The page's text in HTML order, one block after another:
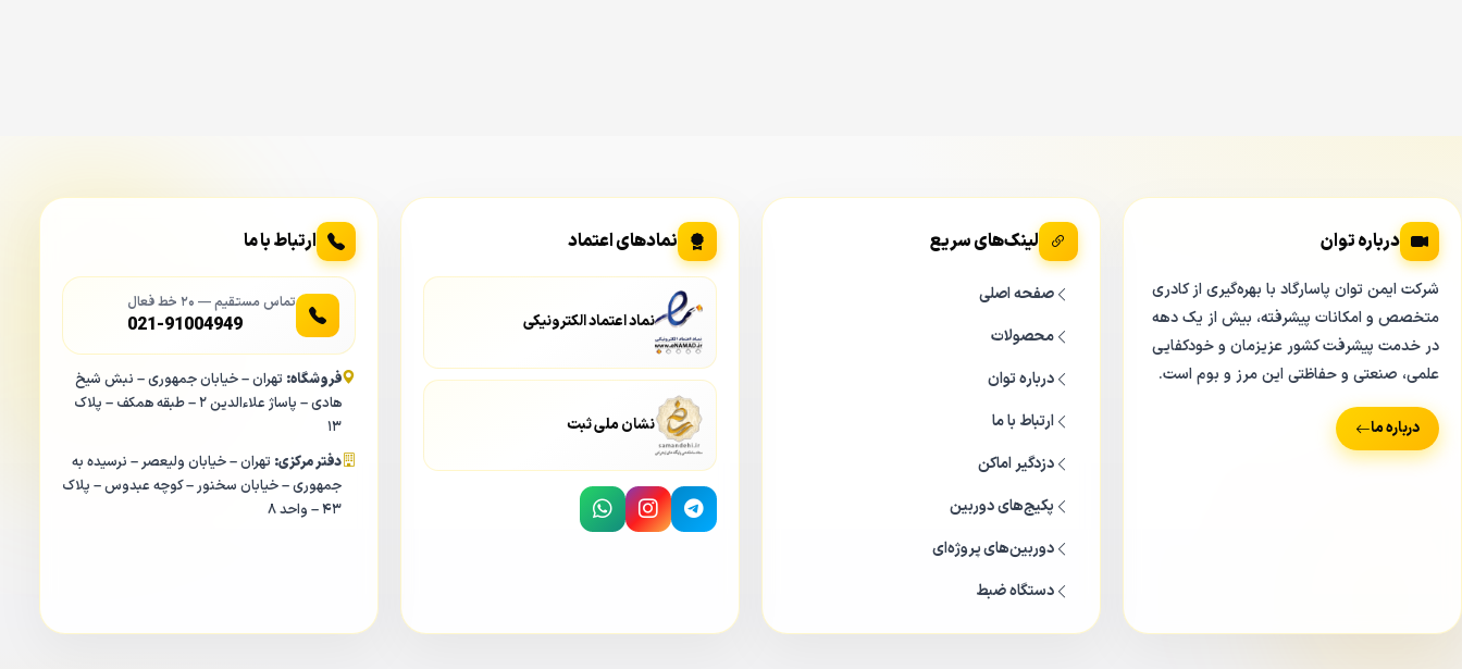
درباره توان
شرکت ایمن توان پاسارگاد با بهره‌گیری از کادری
متخصص و امکانات پیشرفته، بیش از یک دهه
در خدمت پیشرفت کشور عزیزمان و خودکفایی
علمی، صنعتی و حفاظتی این مرز و بوم است.
درباره ما
لینک‌های سریع
صفحه اصلی
محصولات
درباره توان
ارتباط با ما
دزدگیر اماکن
پکیج‌های دوربین
دوربین‌های پروژه‌ای
دستگاه ضبط
نمادهای اعتماد
نماد اعتماد الکترونیکی
نشان ملی ثبت
ارتباط با ما
تماس مستقیم — ۲۰ خط فعال
021-91004949
فروشگاه: تهران – خیابان جمهوری – نبش شیخ
هادی – پاساژ علاءالدین ۲ – طبقه همکف – پلاک
۱۳
دفتر مرکزی: تهران – خیابان ولیعصر – نرسیده به
جمهوری – خیابان سخنور – کوچه عبدوس – پلاک
۴۳ – واحد ۸